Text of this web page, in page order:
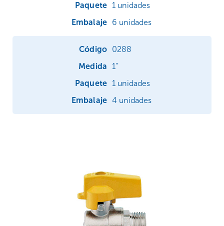
1 unidades
6 unidades
0288
1"
1 unidades
4 unidades